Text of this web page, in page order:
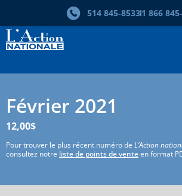
514 845‑85331 866
Février 2021
12,00$
Pour trouver le plus récent numéro de L’Action
consultez notre liste de points de venteen format